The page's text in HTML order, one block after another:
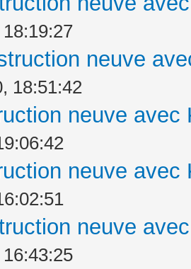
neuve
18:51:42
neuve avec
neuve avec
neuve